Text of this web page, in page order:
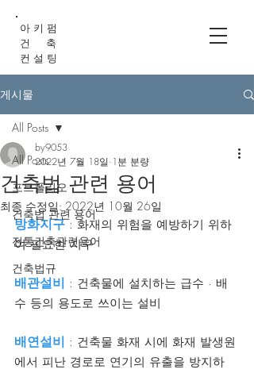
아 키 펌
건 축
컨 설 팅
게시물
All Posts
포트폴리오
건축법 관련 용어
전통건축관련용어
건축법규
All Posts
건축법 관련 용어
by9053
2022년 7월 18일 1분 분량
최종 수정일: 2022년 10월 26일
방화지구 : 화재의 위험을 예방하기 위하
여 필요한 지구
배관설비 : 건축물에 설치하는 급수 · 배
수 등의 용도로 쓰이는 설비
배연설비 : 건축물 화재 시에 화재 발생원
에서 피난 경로로 연기의 유출을 방지하